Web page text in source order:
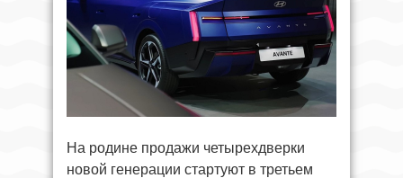
На родине продажи четырехдверки
новой генерации стартуют в третьем